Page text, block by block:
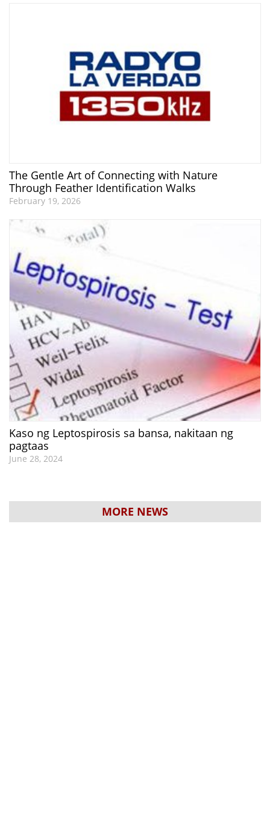
The Gentle Art of Connecting with Nature
Through Feather Identification Walks
February 19, 2026
Kaso ng Leptospirosis sa bansa, nakitaan ng
pagtaas
June 28, 2024
MORE NEWS